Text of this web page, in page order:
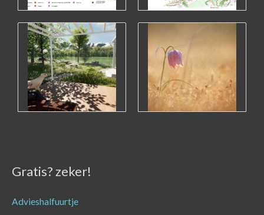
Gratis? zeker!
Advieshalfuurtje